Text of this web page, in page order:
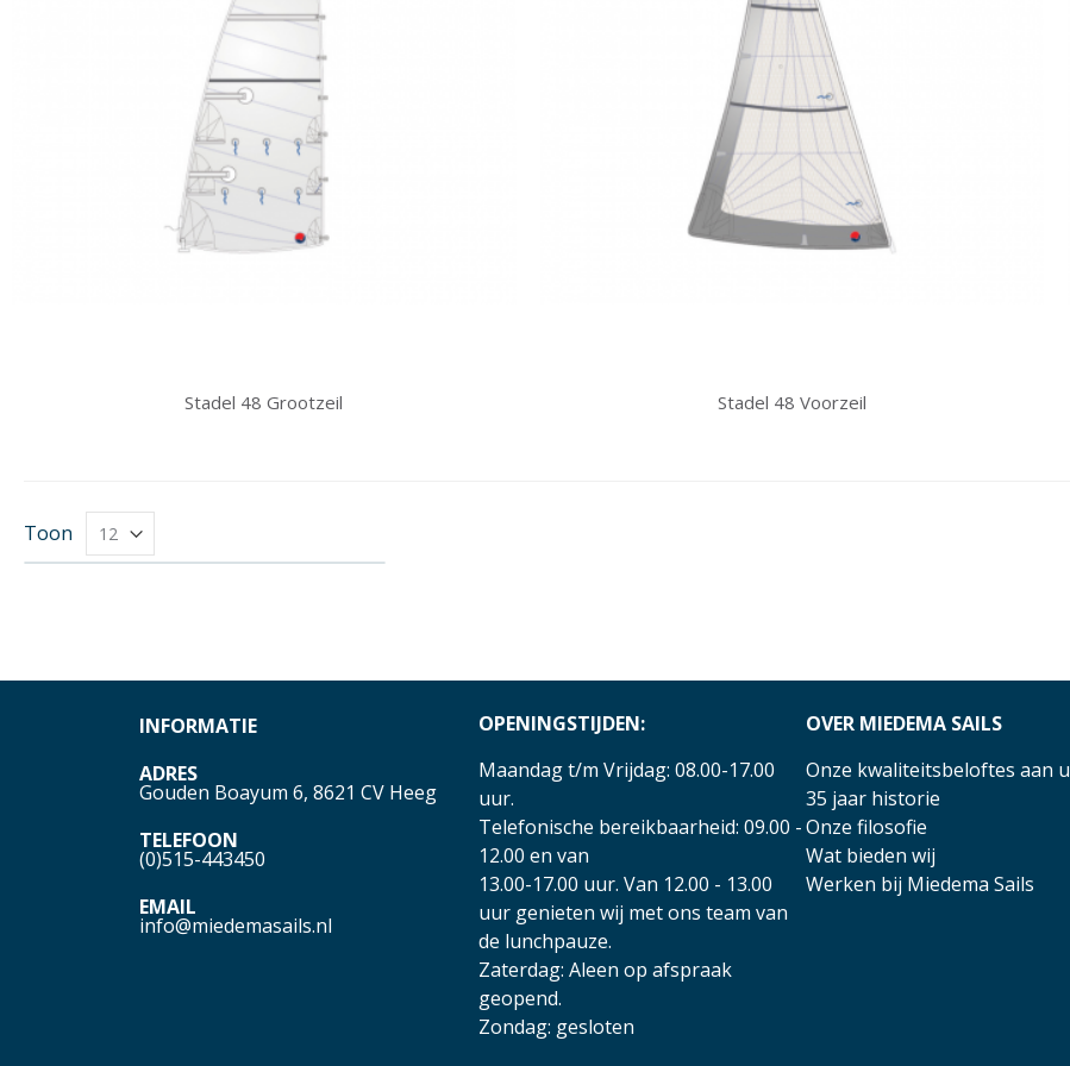
Stadel 48 Grootzeil Stadel 48 Voorzeil
Toon
INFORMATIE
ADRES
Gouden Boayum 6, 8621 CV Heeg
TELEFOON
(0)515-443450
EMAIL
info@miedemasails.nl
OPENINGSTIJDEN:
Maandag t/m Vrijdag: 08.00-17.00
uur.
Telefonische bereikbaarheid: 09.00 -
12.00 en van
13.00-17.00 uur. Van 12.00 - 13.00
uur genieten wij met ons team van
de lunchpauze.
Zaterdag: Aleen op afspraak
geopend.
Zondag: gesloten
OVER MIEDEMA SAILS
Onze kwaliteitsbeloftes aan u
35 jaar historie
Onze filosofie
Wat bieden wij
Werken bij Miedema Sails